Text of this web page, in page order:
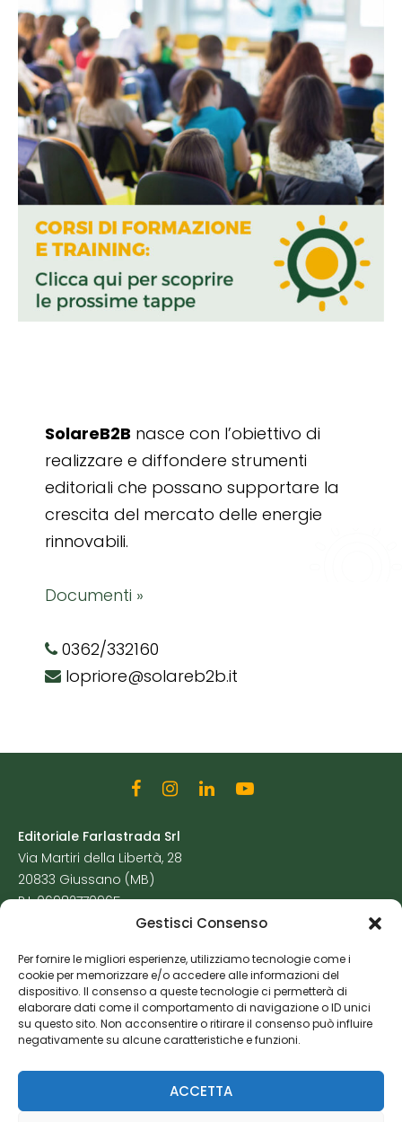
Gestisci Consenso
Per fornire le migliori esperienze, utilizziamo tecnologie come i
cookie per memorizzare e/o accedere alle informazioni del
dispositivo. Il consenso a queste tecnologie ci permetterà di
elaborare dati come il comportamento di navigazione o ID unici
su questo sito. Non acconsentire o ritirare il consenso può influire
negativamente su alcune caratteristiche e funzioni.
ACCETTA
SolareB2B nasce con l’obiettivo di
realizzare e diffondere strumenti
editoriali che possano supportare la
crescita del mercato delle energie
rinnovabili.
Documenti »
0362/332160
lopriore@solareb2b.it
Editoriale Farlastrada Srl
Via Martiri della Libertà, 28
20833 Giussano (MB)
P.I. 06982770965
Cookie Policy
Risorse Aggiuntive